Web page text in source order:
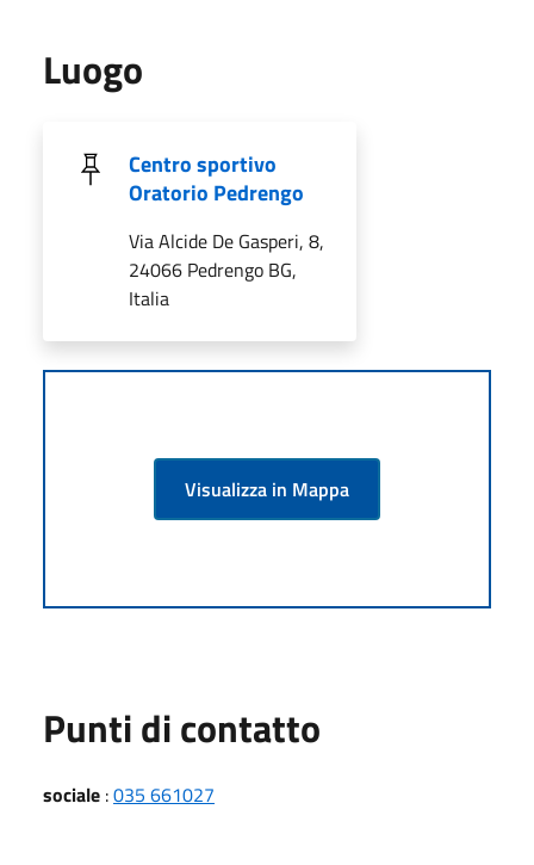
Luogo
Centro sportivo
Oratorio Pedrengo
Via Alcide De Gasperi, 8,
24066 Pedrengo BG,
Italia
Visualizza in Mappa
Punti di contatto
sociale :035 661027